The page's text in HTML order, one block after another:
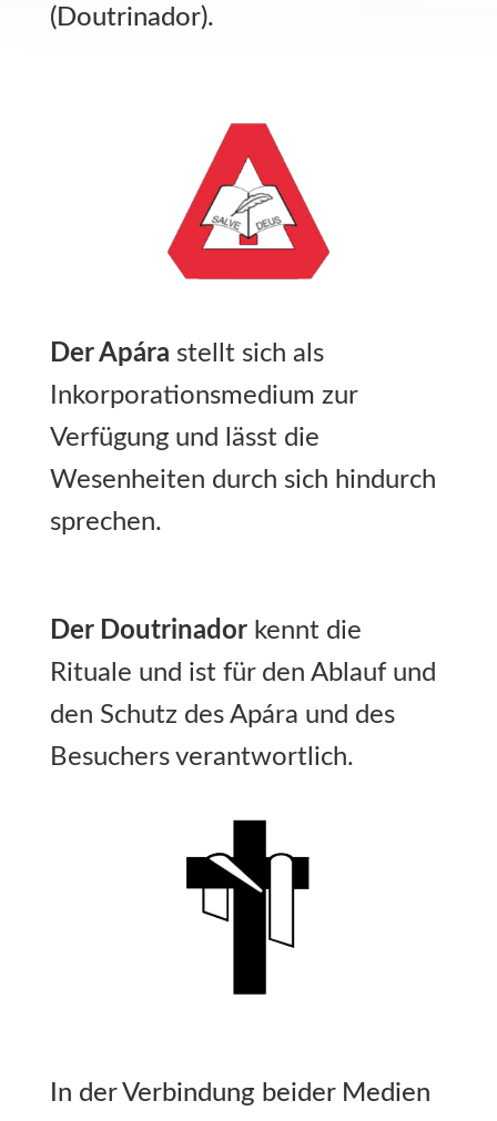
(Doutrinador).
Der Apára stellt sich als
Inkorporationsmedium zur
Verfügung und lässt die
Wesenheiten durch sich hindurch
sprechen.
Der Doutrinadorkennt die
Rituale und ist für den Ablauf und
den Schutz des Apára und des
Besuchers verantwortlich.
In der Verbindung beider Medien